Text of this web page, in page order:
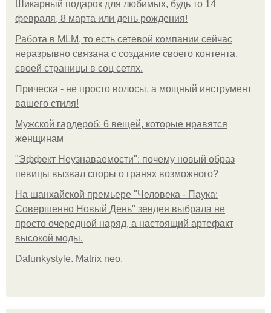
Шикарный подарок для любимых, будь то 14
февраля, 8 марта или день рождения!
Работа в MLM, то есть сетевой компании сейчас
неразрывно связана с создание своего контента,
своей страницы в соц сетях.
Прическа - не просто волосы, а мощный инструмент
вашего стиля!
Мужской гардероб: 6 вещей, которые нравятся
женщинам
"Эффект Неузнаваемости": почему новый образ
певицы вызвал споры о гранях возможного?
На шанхайской премьере "Человека - Паука:
Совершенно Новый День" зендея выбрала не
просто очередной наряд, а настоящий артефакт
высокой моды.
Dafunkystyle. Matrix neo.